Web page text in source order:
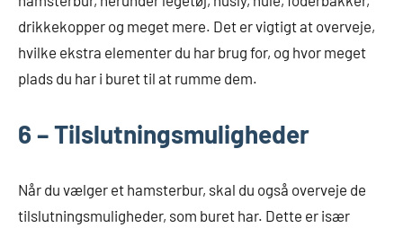
drikkekopper og meget mere. Det er vigtigt at overveje,
hvilke ekstra elementer du har brug for, og hvor meget
plads du har i buret til at rumme dem.
6 – Tilslutningsmuligheder
Når du vælger et hamsterbur, skal du også overveje de
tilslutningsmuligheder, som buret har. Dette er især